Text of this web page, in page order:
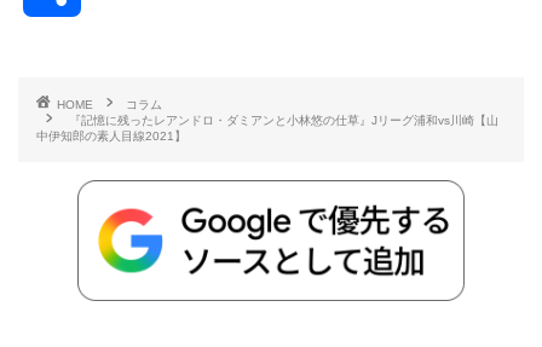
b
o
t
r t n
HOME
コラム
『記憶に残ったレアンドロ・ダミアンと小林悠の仕草』Jリーグ浦和vs川崎【山
中伊知郎の素人目線2021】